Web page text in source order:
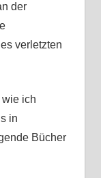
der
verletzten
ich
in
Bücher